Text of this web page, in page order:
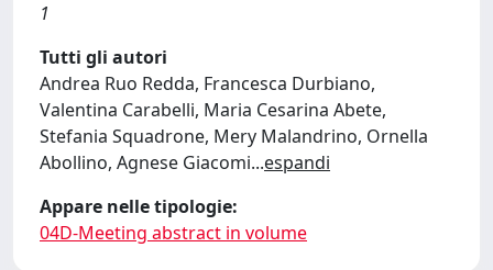
1
Tutti gli autori
Andrea Ruo Redda, Francesca Durbiano,
Valentina Carabelli, Maria Cesarina Abete,
Stefania Squadrone, Mery Malandrino, Ornella
Abollino, Agnese Giacomi...espandi
Appare nelle tipologie:
04D-Meeting abstract in volume